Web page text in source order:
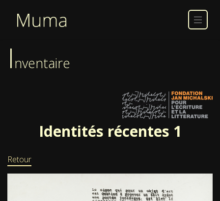
Inventaire
Identités récentes 1
Retour